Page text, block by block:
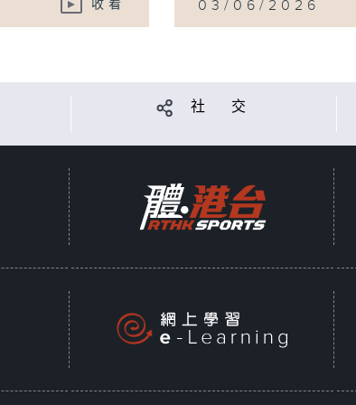
收看 03/06/2026
社 交